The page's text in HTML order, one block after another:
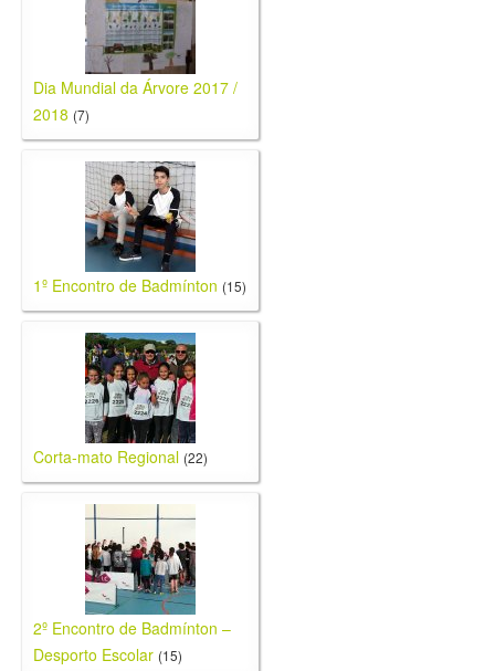
Dia Mundial da Árvore 2017 /
2018 (7)
1º Encontro de Badmínton (15)
Corta-mato Regional (22)
2º Encontro de Badmínton –
Desporto Escolar (15)